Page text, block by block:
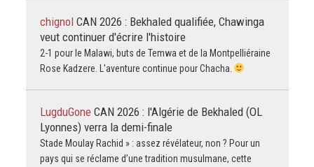
chignol CAN 2026 : Bekhaled qualifiée, Chawinga
veut continuer d'écrire l'histoire
2-1 pour le Malawi, buts de Temwa et de la Montpelliéraine
Rose Kadzere. L'aventure continue pour Chacha.
LugduGone CAN 2026 : l'Algérie de Bekhaled (OL
Lyonnes) verra la demi-finale
Stade Moulay Rachid » : assez révélateur, non ? Pour un
pays qui se réclame d’une tradition musulmane, cette